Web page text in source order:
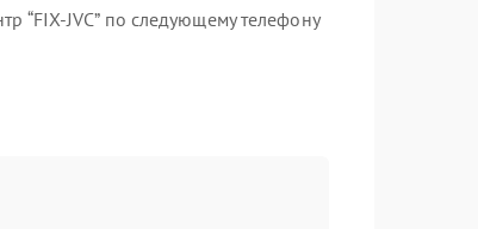
“FIX-JVC” по следующему телефону